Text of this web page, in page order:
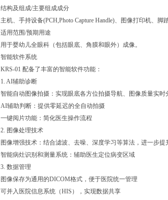
结构及组成/主要组成成分
主机、手持设备(PCH,Photo Capture Handle)、图像打印机、脚
适用范围/预期用途
用于婴幼儿全眼科（包括眼底、角膜和眼外）成像。
智能软件系统
KRS-01 配备了丰富的智能软件功能：
1. AI辅助诊断
智能自动图像拍摄：实现眼底各方位拍摄导航、图像质量实时
AI辅助判断：提供零延迟的全自动拍摄
一键阅片功能：简化医生操作流程
2. 图像处理技术
图像增强技术：结合滤波、去噪、深度学习等算法，进一步提
智能病灶识别和测量系统：辅助医生定位病变区域
3. 数据管理
图像保存为通用的DICOM格式，便于医院统一管理
可并入医院信息系统（HIS），实现数据共享